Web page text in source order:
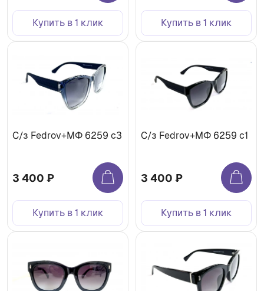
Купить в 1 клик Купить в 1 клик
С/з Fedrov+МФ 6259 c3
3 400 ₽
Купить в 1 клик
С/з Fedrov+МФ 6259 c1
3 400 ₽
Купить в 1 клик